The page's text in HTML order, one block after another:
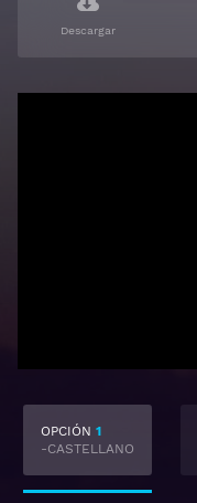
Descargar
OPCIÓN 1
-CASTELLANO